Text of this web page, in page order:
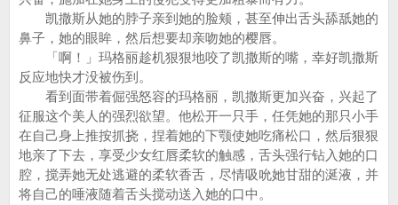
凯撒斯从她的脖子亲到她的脸颊，甚至伸出舌头舔舐她的
鼻子，她的眼眸，然后想要却亲吻她的樱唇。
「啊！」玛格丽趁机狠狠地咬了凯撒斯的嘴，幸好凯撒斯
反应地快才没被伤到。
看到面带着倔强怒容的玛格丽，凯撒斯更加兴奋，兴起了
征服这个美人的强烈欲望。他松开一只手，任凭她的那只小手
在自己身上推按抓挠，捏着她的下颚使她吃痛松口，然后狠狠
地亲了下去，享受少女红唇柔软的触感，舌头强行钻入她的口
腔，搅弄她无处逃避的柔软香舌，尽情吸吮她甘甜的涎液，并
将自己的唾液随着舌头搅动送入她的口中。